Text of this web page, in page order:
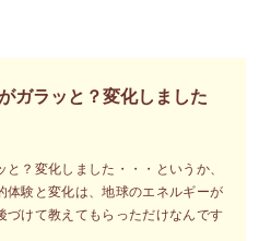
ガラッと？変化しました
？変化しました・・・というか、
体験と変化は、地球のエネルギーが
づけて教えてもらっただけなんです